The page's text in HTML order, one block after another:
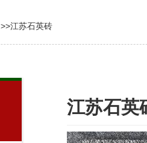
>>江苏石英砖
江苏石英